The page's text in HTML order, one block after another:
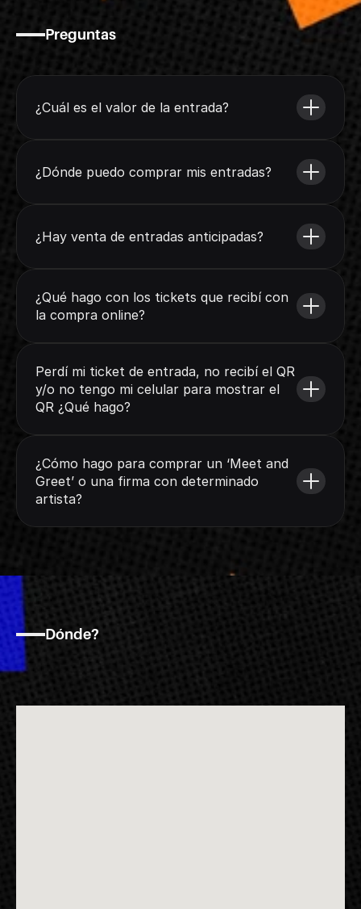
Preguntas
Preguntasfrecuentes
¿Cuál es el valor de la entrada?
¿Dónde puedo comprar mis entradas?
¿Hay venta de entradas anticipadas?
¿Qué hago con los tickets que recibí con
la compra online?
Perdí mi ticket de entrada, no recibí el QR
y/o no tengo mi celular para mostrar el
QR ¿Qué hago?
¿Cómo hago para comprar un ‘Meet and
Greet’ o una firma con determinado
artista?
Dónde?
En los galpones al
Paraná